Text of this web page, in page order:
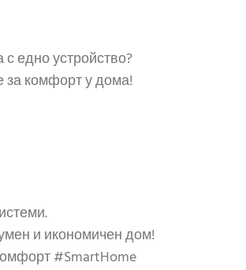
едно устройство?
за комфорт у дома!
и икономичен дом!
#SmartHome